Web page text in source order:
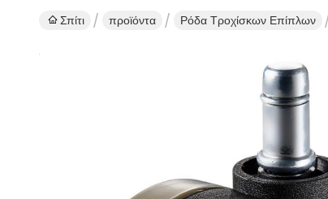
Σπίτι προϊόντα Ρόδα Τροχίσκων Επίπλων